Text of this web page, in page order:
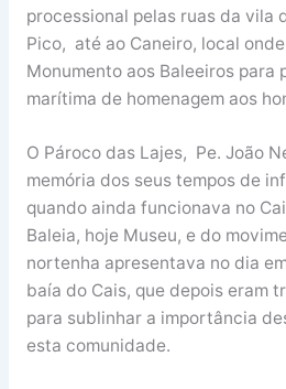
processional pelas ruas da vila
Pico, até ao Caneiro, local
Monumento aos Baleeiros
marítima de homenagem aos
O Pároco das Lajes, Pe. João
memória dos seus tempos de
quando ainda funcionava no
Baleia, hoje Museu, e do
nortenha apresentava no dia
baía do Cais, que depois eram
para sublinhar a importância
esta comunidade.